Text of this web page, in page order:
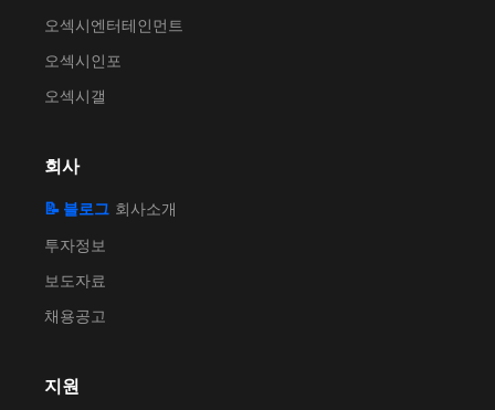
오섹시엔터테인먼트
오섹시인포
오섹시갤
회사
📝 블로그 회사소개
투자정보
보도자료
채용공고
지원